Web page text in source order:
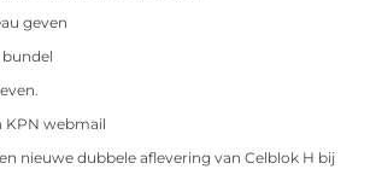
geven
bundel
KPN webmail
nieuwe dubbele aflevering van Celblok H bij